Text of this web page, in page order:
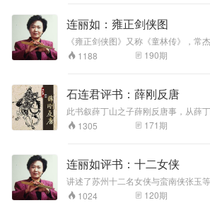
一家”。可因此而惹恼了一班练武人.有
客,寻找童林较量武功,但均败在童林手
些侠义之士,敬慕童林的武艺和为人,与
友。后来童林与雍正皇帝相识,扶助年
山,凭借其惊人的武功和侠义肝胆被人尊
连丽如：雍正剑侠图
《雍正剑侠图》又称《童林传》，常杰
酒，性格豪爽，结交绿林豪杰。书中有
真实的武术、江湖绿林道描写；常还惯
能够“武书文说”，把剑侠图说成学问书
图”是因为常曾在书中提到“康熙六十一
览群侠图”而得名。
1188 190期
石连君评书：薛刚反唐
此书叙薛丁山之子薛刚反唐事，从薛丁
武则天入宫受宠、薛刚大闹花灯开始，
即位、薛家一门团圆为止。
1305 171期
连丽如评书：十二女侠
讲述了苏州十二名女侠与蛮南侠张玉等
困抚危、除安良为己任，协助施大人和
共同团结武林中的豪杰，智擒恶枭，惩
1024 120期